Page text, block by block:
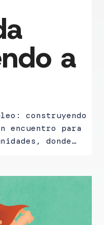
a
construyendo
encuentro para
donde…